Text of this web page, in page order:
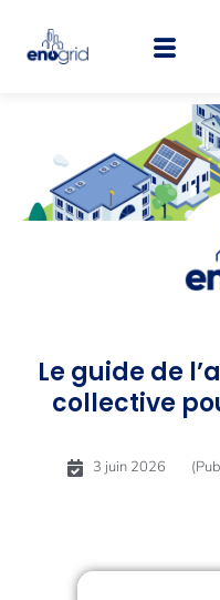
Le guide de
collective
3 juin 2026